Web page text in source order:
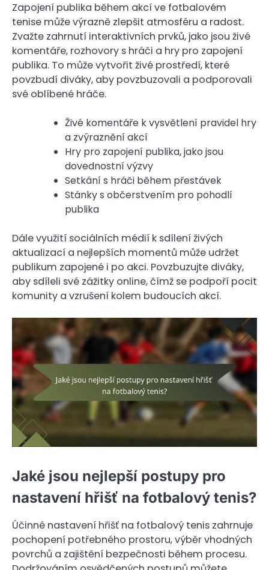
Zapojení publika během akcí ve fotbalovém
tenise může výrazně zlepšit atmosféru a radost.
Zvažte zahrnutí interaktivních prvků, jako jsou živé
komentáře, rozhovory s hráči a hry pro zapojení
publika. To může vytvořit živé prostředí, které
povzbudí diváky, aby povzbuzovali a podporovali
své oblíbené hráče.
Živé komentáře k vysvětlení pravidel hry
a zvýraznění akcí
Hry pro zapojení publika, jako jsou
dovednostní výzvy
Setkání s hráči během přestávek
Stánky s občerstvením pro pohodlí
publika
Dále využití sociálních médií k sdílení živých
aktualizací a nejlepších momentů může udržet
publikum zapojené i po akci. Povzbuzujte diváky,
aby sdíleli své zážitky online, čímž se podpoří pocit
komunity a vzrušení kolem budoucích akcí.
Jaké jsou nejlepší postupy pro
nastavení hřišť na fotbalový tenis?
Účinné nastavení hřišť na fotbalový tenis zahrnuje
pochopení potřebného prostoru, výběr vhodných
povrchů a zajištění bezpečnosti během procesu.